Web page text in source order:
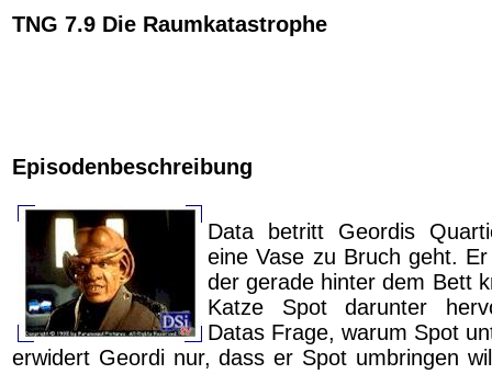
TNG 7.9 Die Raumkatastrophe
Episodenbeschreibung
Data betritt Geordis
eine Vase zu Bruch geht.
der gerade hinter dem Bett
Katze Spot darunter
Datas Frage, warum Spot
erwidert Geordi nur, dass er Spot umbringen